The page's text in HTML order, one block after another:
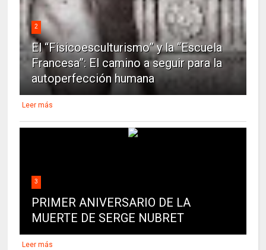
2
El “Fisicoesculturismo” y la “Escuela
Francesa”: El camino a seguir para la
autoperfección humana
Leer más
3
PRIMER ANIVERSARIO DE LA
MUERTE DE SERGE NUBRET
Leer más